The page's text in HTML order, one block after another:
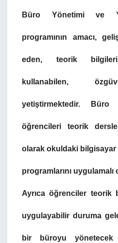
Büro Yönetimi ve
programının amacı,
eden, teorik
kullanabilen,
yetiştirmektedir. Büro
öğrencileri teorik
olarak okuldaki bilgisayar
programlarını
Ayrıca öğrenciler teorik
uygulayabilir duruma
bir büroyu